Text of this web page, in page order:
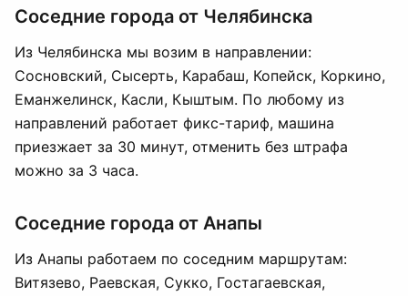
Соседние города от Челябинска
Из Челябинска мы возим в направлении:
Сосновский, Сысерть, Карабаш, Копейск, Коркино,
Еманжелинск, Касли, Кыштым. По любому из
направлений работает фикс-тариф, машина
приезжает за 30 минут, отменить без штрафа
можно за 3 часа.
Соседние города от Анапы
Из Анапы работаем по соседним маршрутам:
Витязево, Раевская, Сукко, Гостагаевская,